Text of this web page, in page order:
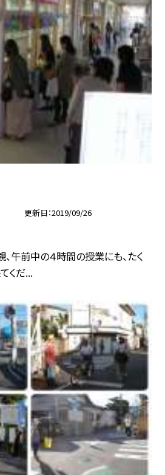
更新日 2019/09/26
午前中の４時間の授業にも、たく
くだ...